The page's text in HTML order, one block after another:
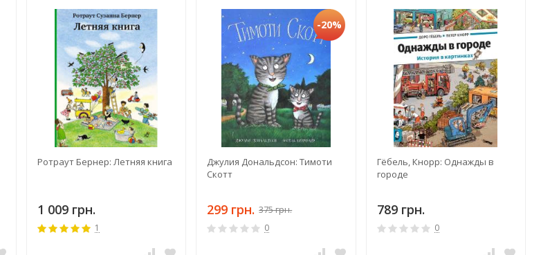
Ротраут Бернер: Летняя книга
1 009 грн.
1
-20%
Джулия Дональдсон: Тимоти
Скотт
299 грн. 375 грн.
0
Гёбель, Кнорр: Однажды в
городе
789 грн.
0